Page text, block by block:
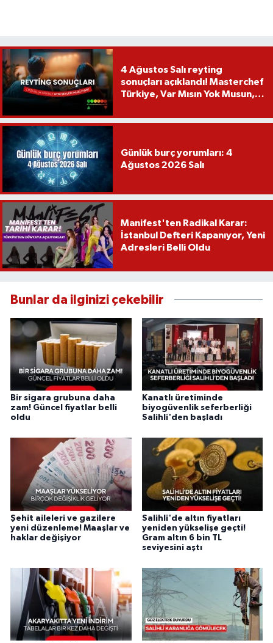
4 Ağustos Salı reyting
sonuçları açıklandı! Masterchef
Türkiye, Var Mısın Yok Musun,
Günlük burç yorumları: 4
Ağustos 2026 Salı
Manifest'ten Radikal Karar:
İstanbul Defteri Kapanıyor, Yeni
Adresleri Belli Oldu
Bunlar da ilginizi çekebilir
Bir sigara grubuna daha
zam! Güncel fiyatlar belli
oldu
Kanatlı üretiminde
biyogüvenlik seferberliği
Salihli'den başladı
Şehit aileleri ve gazilere
yeni düzenleme! Maaşlar ve
haklar değişiyor
Salihli'de altın fiyatları
yeniden yükselişe geçti!
Gram altın 6 bin TL
seviyesini aştı